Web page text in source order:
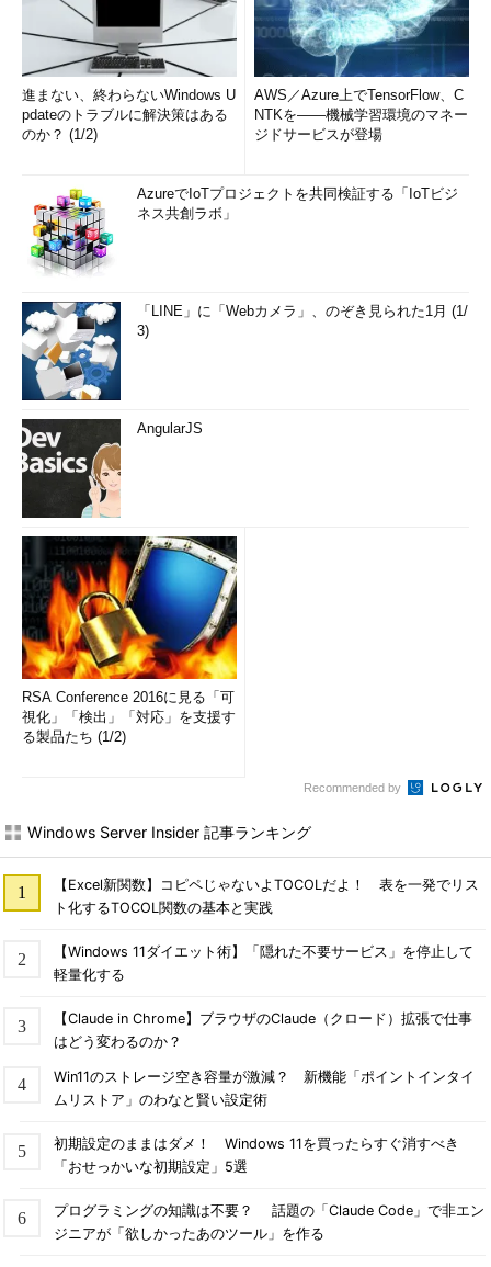
進まない、終わらないWindows U
pdateのトラブルに解決策はある
のか？ (1/2)
AWS／Azure上でTensorFlow、C
NTKを――機械学習環境のマネー
ジドサービスが登場
AzureでIoTプロジェクトを共同検証する「IoTビジ
ネス共創ラボ」
「LINE」に「Webカメラ」、のぞき見られた1月 (1/
3)
AngularJS
RSA Conference 2016に見る「可
視化」「検出」「対応」を支援す
る製品たち (1/2)
Recommended by
Windows Server Insider 記事ランキング
【Excel新関数】コピペじゃないよTOCOLだよ！ 表を一発でリス
ト化するTOCOL関数の基本と実践
【Windows 11ダイエット術】「隠れた不要サービス」を停止して
軽量化する
【Claude in Chrome】ブラウザのClaude（クロード）拡張で仕事
はどう変わるのか？
Win11のストレージ空き容量が激減？ 新機能「ポイントインタイ
ムリストア」のわなと賢い設定術
初期設定のままはダメ！ Windows 11を買ったらすぐ消すべき
「おせっかいな初期設定」5選
プログラミングの知識は不要？ 話題の「Claude Code」で非エン
ジニアが「欲しかったあのツール」を作る